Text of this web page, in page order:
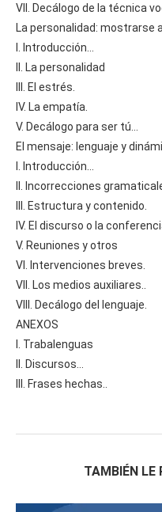
VII. Decálogo de la técnica
La personalidad: mostrarse
I. Introducción…
II. La personalidad
III. El estrés.
IV. La empatía.
V. Decálogo para ser tú…
El mensaje: lenguaje y
I. Introducción…
II. Incorrecciones
III. Estructura y contenido.
IV. El discurso o la
V. Reuniones y otros
VI. Intervenciones breves.
VII. Los medios auxiliares..
VIII. Decálogo del lenguaje.
ANEXOS
I. Trabalenguas
II. Discursos…
III. Frases hechas..
TAMBIÉN LE